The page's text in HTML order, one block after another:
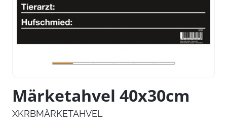
Märketahvel 40x30cm
XKRBMÄRKETAHVEL